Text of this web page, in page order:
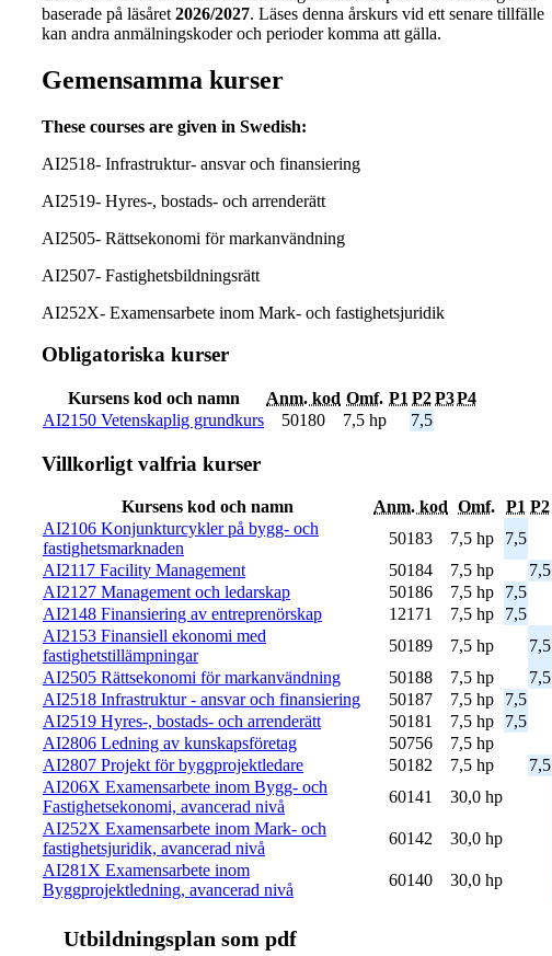
baserade på läsåret 2026/2027. Läses denna årskurs vid ett senare tillfälle
kan andra anmälningskoder och perioder komma att gälla.
Gemensamma kurser
These courses are given in Swedish:
AI2518- Infrastruktur- ansvar och finansiering
AI2519- Hyres-, bostads- och arrenderätt
AI2505- Rättsekonomi för markanvändning
AI2507- Fastighetsbildningsrätt
AI252X- Examensarbete inom Mark- och fastighetsjuridik
Obligatoriska kurser
Kursens kod och namn Anm. kod Omf. P1 P2P3P4
AI2150 Vetenskaplig grundkurs
50180 7,5 hp 7,5
Villkorligt valfria kurser
Kursens kod och namn Anm. kod Omf. P1 P2
AI2106 Konjunkturcykler på bygg- och
fastighetsmarknaden
50183 7,5 hp
7,5
AI2117 Facility Management
50184 7,5 hp
7,5
AI2127 Management och ledarskap
50186 7,5 hp
7,5
AI2148 Finansiering av entreprenörskap
12171 7,5 hp
7,5
AI2153 Finansiell ekonomi med
fastighetstillämpningar
50189 7,5 hp
7,5
AI2505 Rättsekonomi för markanvändning
50188 7,5 hp
7,5
AI2518 Infrastruktur - ansvar och finansiering
50187 7,5 hp
7,5
AI2519 Hyres-, bostads- och arrenderätt
50181 7,5 hp
7,5
AI2806 Ledning av kunskapsföretag
50756
7,5 hp
AI2807 Projekt för byggprojektledare
50182 7,5 hp
7,5
AI206X Examensarbete inom Bygg- och
Fastighetsekonomi, avancerad nivå
60141 30,0 hp
AI252X Examensarbete inom Mark- och
fastighetsjuridik, avancerad nivå
60142 30,0 hp
AI281X Examensarbete inom
Byggprojektledning, avancerad nivå
60140 30,0 hp
Ut­bild­nings­plan som pdf